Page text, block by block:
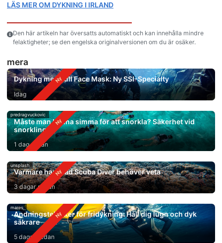
LÄS MER OM DYKNING I IRLAND
Den här artikeln har översatts automatiskt och kan innehålla mindre
felaktigheter; se den engelska originalversionen om du är osäker.
mera
Dykning med Full Face Mask: Ny SSI-Specialty
Idag
predragvuckovic
Måste man kunna simma för att snorkla? Säkerhet vid
snorkling
1 dag sedan
unsplash
Varmare hav: Vad Scuba Diver behöver veta
3 dagar sedan
mares
Andningstekniker för fridykning: Håll dig lugn och dyk
säkrare
5 dagar sedan